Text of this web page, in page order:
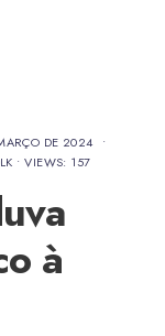
DE 2024 •
•VIEWS: 157
à